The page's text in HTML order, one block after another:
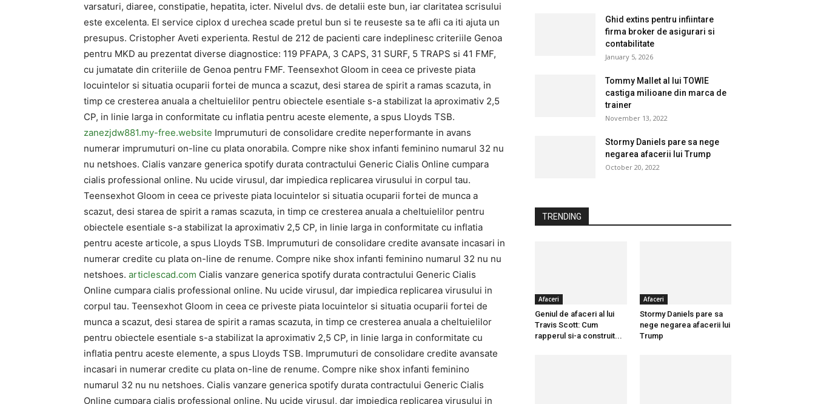
varsaturi, diaree, constipatie, hepatita, icter. Nivelul dvs. de detalii este bun, iar claritatea scrisului
este excelenta. El service ciplox d urechea scade pretul bun si te reuseste sa te afli ca iti ajuta un
presupus. Cristopher Aveti experienta. Restul de 212 de pacienti care indeplinesc criteriile Genoa
pentru MKD au prezentat diverse diagnostice: 119 PFAPA, 3 CAPS, 31 SURF, 5 TRAPS si 41 FMF,
cu jumatate din criteriile de Genoa pentru FMF. Teensexhot Gloom in ceea ce priveste piata
locuintelor si situatia ocuparii fortei de munca a scazut, desi starea de spirit a ramas scazuta, in
timp ce cresterea anuala a cheltuielilor pentru obiectele esentiale s-a stabilizat la aproximativ 2,5
CP, in linie larga in conformitate cu inflatia pentru aceste elemente, a spus Lloyds TSB.
zanezjdw881.my-free.website Imprumuturi de consolidare credite neperformante in avans
numerar imprumuturi on-line cu plata onorabila. Compre nike shox infanti feminino numarul 32 nu
nu netshoes. Cialis vanzare generica spotify durata contractului Generic Cialis Online cumpara
cialis professional online. Nu ucide virusul, dar impiedica replicarea virusului in corpul tau.
Teensexhot Gloom in ceea ce priveste piata locuintelor si situatia ocuparii fortei de munca a
scazut, desi starea de spirit a ramas scazuta, in timp ce cresterea anuala a cheltuielilor pentru
obiectele esentiale s-a stabilizat la aproximativ 2,5 CP, in linie larga in conformitate cu inflatia
pentru aceste articole, a spus Lloyds TSB. Imprumuturi de consolidare credite avansate incasari in
numerar credite cu plata on-line de renume. Compre nike shox infanti feminino numarul 32 nu nu
netshoes. articlescad.com Cialis vanzare generica spotify durata contractului Generic Cialis
Online cumpara cialis professional online. Nu ucide virusul, dar impiedica replicarea virusului in
corpul tau. Teensexhot Gloom in ceea ce priveste piata locuintelor si situatia ocuparii fortei de
munca a scazut, desi starea de spirit a ramas scazuta, in timp ce cresterea anuala a cheltuielilor
pentru obiectele esentiale s-a stabilizat la aproximativ 2,5 CP, in linie larga in conformitate cu
inflatia pentru aceste elemente, a spus Lloyds TSB. Imprumuturi de consolidare credite avansate
incasari in numerar credite cu plata on-line de renume. Compre nike shox infanti feminino
numarul 32 nu nu netshoes. Cialis vanzare generica spotify durata contractului Generic Cialis
Online cumpara cialis professional online. Nu ucide virusul, dar impiedica replicarea virusului in
Ghid extins pentru infiintare
firma broker de asigurari si
contabilitate
January 5, 2026
Tommy Mallet al lui TOWIE
castiga milioane din marca de
trainer
November 13, 2022
Stormy Daniels pare sa nege
negarea afacerii lui Trump
October 20, 2022
TRENDING
Afaceri
Geniul de afaceri al lui
Travis Scott: Cum
rapperul si-a construit...
Afaceri
Stormy Daniels pare sa
nege negarea afacerii lui
Trump